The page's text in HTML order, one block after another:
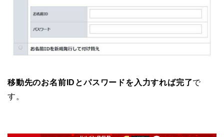
移動先のお名前IDとパスワードを入力すれば完了で
す。